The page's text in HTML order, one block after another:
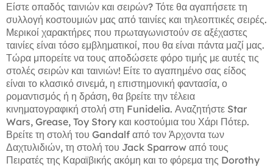
Είστε οπαδός ταινιών και σειρών? Τότε θα αγαπήσετε τη
συλλογή κοστουμιών μας από ταινίες και τηλεοπτικές σειρές.
Μερικοί χαρακτήρες που πρωταγωνιστούν σε αξέχαστες
ταινίες είναι τόσο εμβληματικοί, που θα είναι πάντα μαζί μας.
Τώρα μπορείτε να τους αποδώσετε φόρο τιμής με αυτές τις
στολές σειρών και ταινιών! Είτε το αγαπημένο σας είδος
είναι το κλασικό σινεμά, η επιστημονική φαντασία, ο
ρομαντισμός ή η δράση, θα βρείτε την τέλεια
κινηματογραφική στολή στη Funidelia. Αναζητήστε Star
Wars, Grease, Toy Story και κοστούμια του Χάρι Πότερ.
Βρείτε τη στολή του Gandalf από τον Άρχοντα των
Δαχτυλιδιών, τη στολή του Jack Sparrow από τους
Πειρατές της Καραϊβικής ακόμη και το φόρεμα της Dorothy